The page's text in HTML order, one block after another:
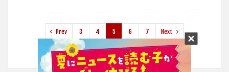
Prev 3 4 5 6 7 Next